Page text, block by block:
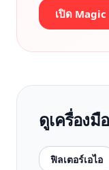
เปิด
ดูเครื่องมื
ฟิลเตอร์เอไอ